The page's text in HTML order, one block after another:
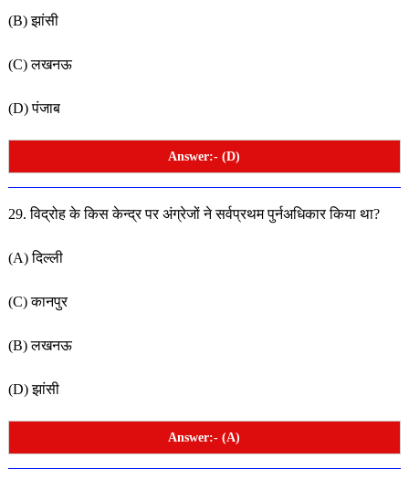
(B) झांसी
(C) लखनऊ
(D) पंजाब
Answer:- (D)
29. विद्रोह के किस केन्द्र पर अंग्रेजों ने सर्वप्रथम पुर्नअधिकार किया था?
(A) दिल्ली
(C) कानपुर
(B) लखनऊ
(D) झांसी
Answer:- (A)